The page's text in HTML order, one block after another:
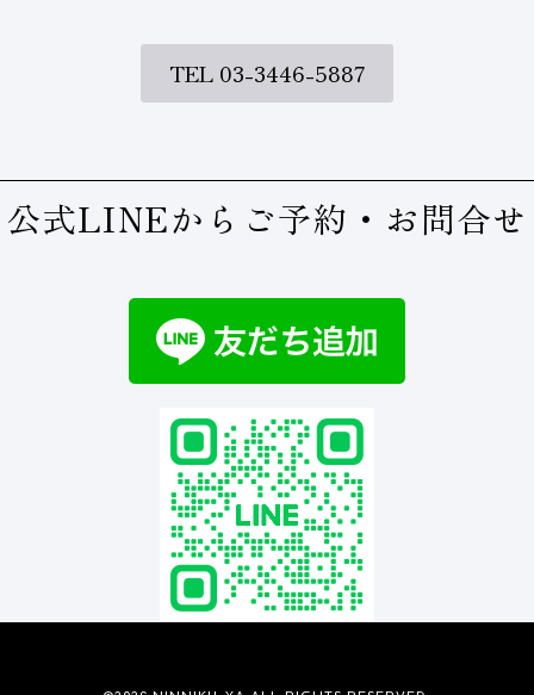
TEL 03-3446-5887
公式LINEからご予約・お問合せ